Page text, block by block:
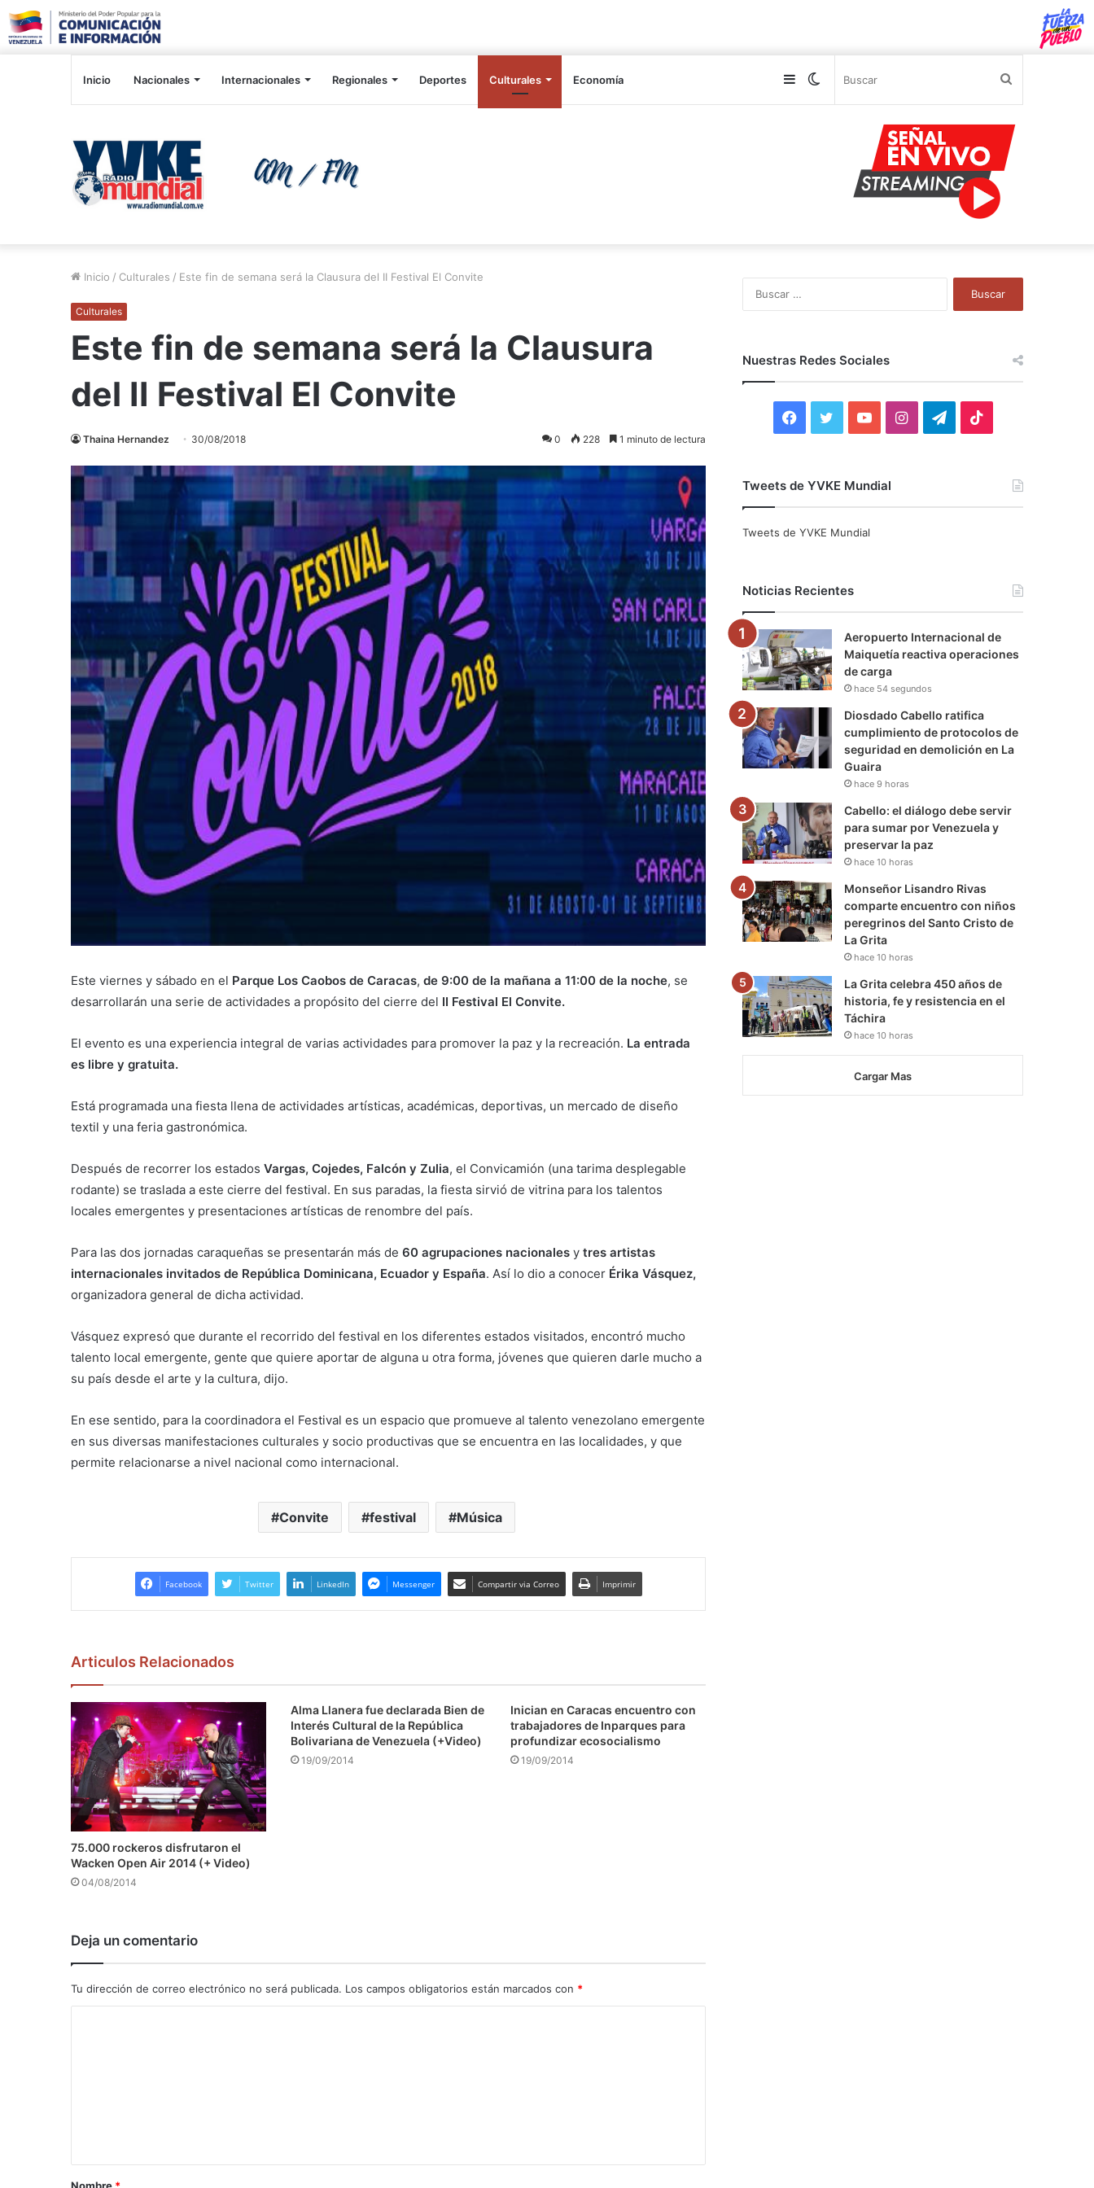
Inicio Nacionales Internacionales Regionales Deportes Culturales Economía Switch
Sidebar
Inicio / Culturales / Este fin de semana será la Clausura del II Festival El Convite
Culturales
Este fin de semana será la Clausura
del II Festival El Convite
Thaina Hernandez 30/08/2018 0 228 1 minuto de lectura
Este viernes y sábado en el Parque Los Caobos de Caracas, de 9:00 de la mañana a 11:00 de la noche, se
desarrollarán una serie de actividades a propósito del cierre del II Festival El Convite.
El evento es una experiencia integral de varias actividades para promover la paz y la recreación. La entrada
es libre y gratuita.
Está programada una fiesta llena de actividades artísticas, académicas, deportivas, un mercado de diseño
textil y una feria gastronómica.
Después de recorrer los estados Vargas, Cojedes, Falcón y Zulia, el Convicamión (una tarima desplegable
rodante) se traslada a este cierre del festival. En sus paradas, la fiesta sirvió de vitrina para los talentos
locales emergentes y presentaciones artísticas de renombre del país.
Para las dos jornadas caraqueñas se presentarán más de 60 agrupaciones nacionales y tres artistas
internacionales invitados de República Dominicana, Ecuador y España. Así lo dio a conocer Érika Vásquez,
organizadora general de dicha actividad.
Vásquez expresó que durante el recorrido del festival en los diferentes estados visitados, encontró mucho
talento local emergente, gente que quiere aportar de alguna u otra forma, jóvenes que quieren darle mucho a
su país desde el arte y la cultura, dijo.
En ese sentido, para la coordinadora el Festival es un espacio que promueve al talento venezolano emergente
en sus diversas manifestaciones culturales y socio productivas que se encuentra en las localidades, y que
permite relacionarse a nivel nacional como internacional.
Convite festival Música
Facebook Twitter LinkedIn Messenger Compartir via Correo Imprimir
Articulos Relacionados
75.000 rockeros disfrutaron el
Wacken Open Air 2014 (+ Video)
04/08/2014
Alma Llanera fue declarada Bien de
Interés Cultural de la República
Bolivariana de Venezuela (+Video)
19/09/2014
Inician en Caracas encuentro con
trabajadores de Inparques para
profundizar ecosocialismo
19/09/2014
Deja un comentario
Tu dirección de correo electrónico no será publicada. Los campos obligatorios están marcados con *
a
Nuestras Redes Sociales
F
c
o
k
i
r
Y
u
e
I
r
a
T
a
m
Tweets de YVKE Mundial
Tweets de YVKE Mundial
Noticias Recientes
Aeropuerto Internacional de
Maiquetía reactiva operaciones
de carga
hace 54 segundos
Diosdado Cabello ratifica
cumplimiento de protocolos de
seguridad en demolición en La
Guaira
hace 9 horas
Cabello: el diálogo debe servir
para sumar por Venezuela y
preservar la paz
hace 10 horas
Monseñor Lisandro Rivas
comparte encuentro con niños
peregrinos del Santo Cristo de
La Grita
hace 10 horas
La Grita celebra 450 años de
historia, fe y resistencia en el
Táchira
hace 10 horas
Cargar Mas